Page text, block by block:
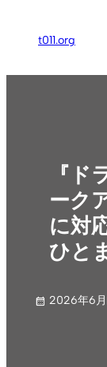
ス
t011.org
『
ーク
に対
ひと
2026年6月